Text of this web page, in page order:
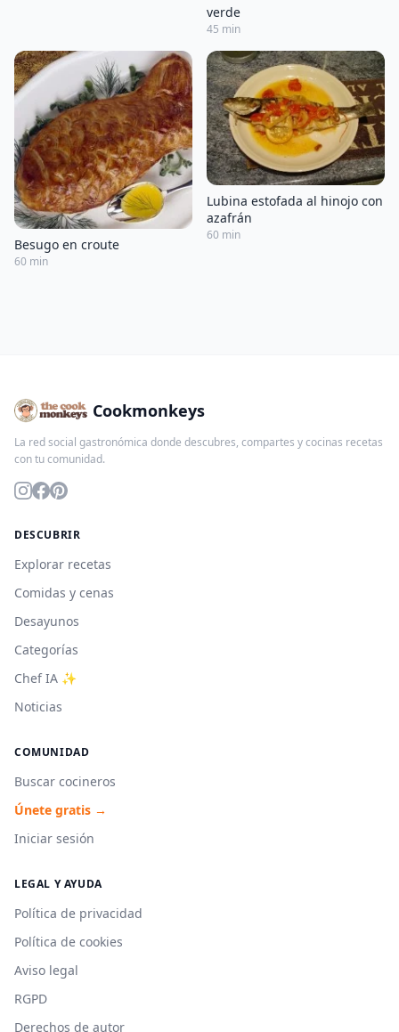
verde
45 min
Besugo en croute
60 min
Lubina estofada al hinojo con
azafrán
60 min
Cookmonkeys
La red social gastronómica donde descubres, compartes y cocinas recetas
con tu comunidad.
DESCUBRIR
Explorar recetas
Comidas y cenas
Desayunos
Categorías
Chef IA ✨
Noticias
COMUNIDAD
Buscar cocineros
Únete gratis →
Iniciar sesión
LEGAL Y AYUDA
Política de privacidad
Política de cookies
Aviso legal
RGPD
Derechos de autor